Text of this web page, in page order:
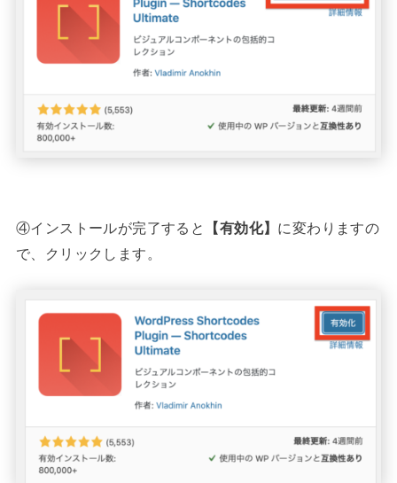
④インストールが完了すると 【有効化】 に変わりますの
で、クリックします。